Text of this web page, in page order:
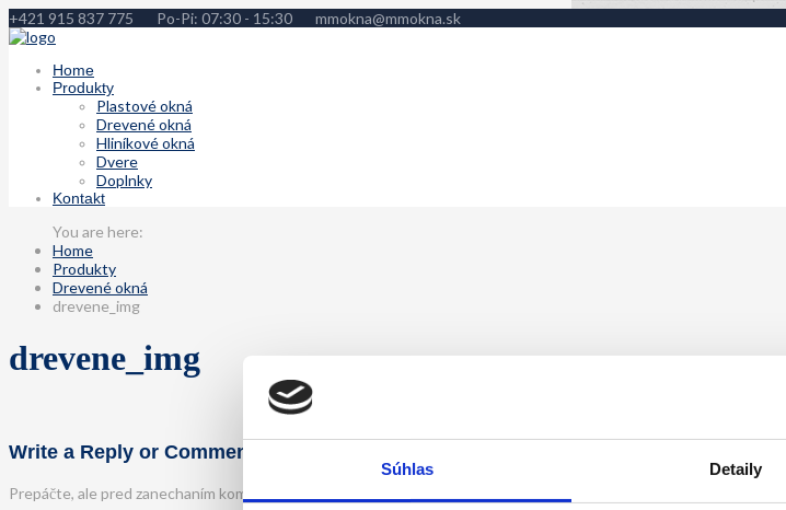
Súhlas Detaily
+421 915 837 775 Po-Pi: 07:30 - 15:30 mmokna@mmokna.sk
Home
Produkty
Plastové okná
Drevené okná
Hliníkové okná
Dvere
Doplnky
Kontakt
Home
Produkty
Drevené okná
drevene_img
drevene_img
Write a Reply or Comment
Prepáčte, ale pred zanechaním komentára sa musíte